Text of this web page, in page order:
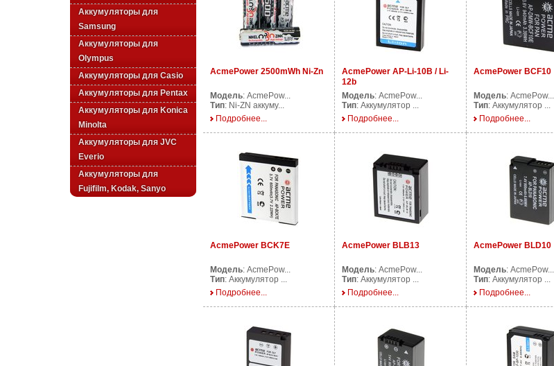
Аккумуляторы для
Samsung
Аккумуляторы для
Olympus
Аккумуляторы для Casio
Аккумуляторы для Pentax
Аккумуляторы для Konica
Minolta
Аккумуляторы для JVC
Everio
Аккумуляторы для
Fujifilm, Kodak, Sanyo
AcmePower 2500mWh Ni-Zn
Модель: AcmePow...
Тип: Ni-ZN аккуму...
Подробнее...
AcmePower AP-Li-10B / Li-
12b
Модель: AcmePow...
Тип: Аккумулятор ...
Подробнее...
AcmePower BCF10
Модель: AcmePow...
Тип: Аккумулятор ...
Подробнее...
AcmePower BCK7E
Модель: AcmePow...
Тип: Аккумулятор ...
Подробнее...
AcmePower BLB13
Модель: AcmePow...
Тип: Аккумулятор ...
Подробнее...
AcmePower BLD10
Модель: AcmePow...
Тип: Аккумулятор ...
Подробнее...